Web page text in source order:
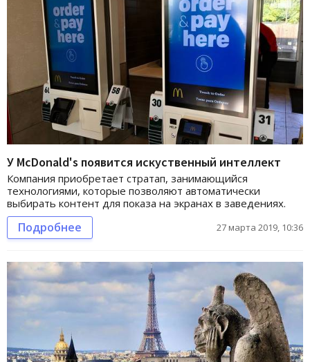
У McDonald's появится искуственный интеллект
Компания приобретает стратап, занимающийся
технологиями, которые позволяют автоматически
выбирать контент для показа на экранах в заведениях.
Подробнее 27 марта 2019, 10:36